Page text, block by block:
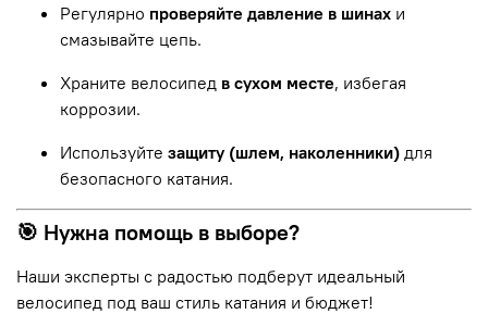
Регулярно проверяйте давление в шинах и
смазывайте цепь.
Храните велосипед в сухом месте, избегая
коррозии.
Используйте защиту (шлем, наколенники) для
безопасного катания.
🎯 Нужна помощь в выборе?
Наши эксперты с радостью подберут идеальный
велосипед под ваш стиль катания и бюджет!